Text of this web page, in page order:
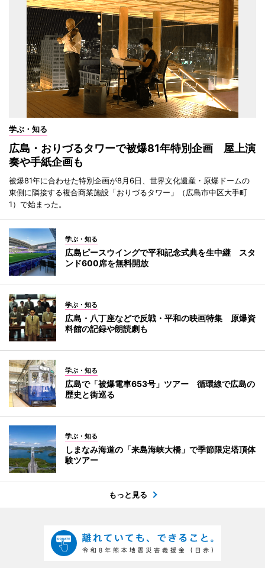
学ぶ・知る
広島・おりづるタワーで被爆81年特別企画 屋上演
奏や手紙企画も
被爆81年に合わせた特別企画が8月6日、世界文化遺産・原爆ドームの
東側に隣接する複合商業施設「おりづるタワー」（広島市中区大手町
1）で始まった。
学ぶ・知る
広島ピースウイングで平和記念式典を生中継 スタ
ンド600席を無料開放
学ぶ・知る
広島・八丁座などで反戦・平和の映画特集 原爆資
料館の記録や朗読劇も
学ぶ・知る
広島で「被爆電車653号」ツアー 循環線で広島の
歴史と街巡る
学ぶ・知る
しまなみ海道の「来島海峡大橋」で季節限定塔頂体
験ツアー
もっと見る